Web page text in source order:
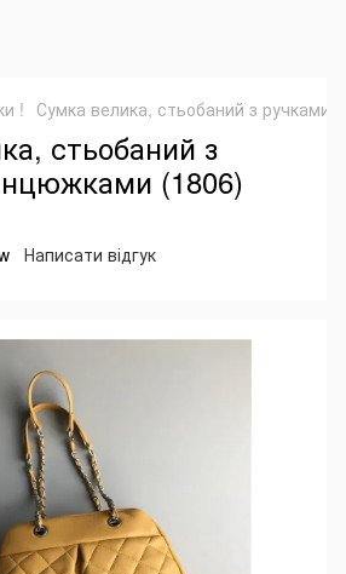
! Сумка велика, стьобаний з
стьобаний з
(1806)
Написати відгук